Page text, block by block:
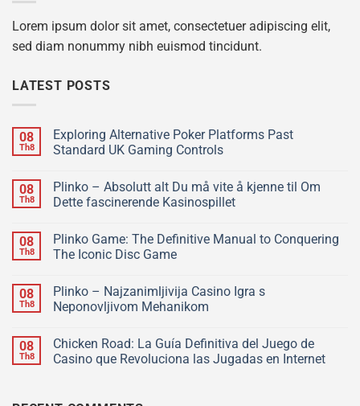
Lorem ipsum dolor sit amet, consectetuer adipiscing elit,
sed diam nonummy nibh euismod tincidunt.
LATEST POSTS
08
Th8
Exploring Alternative Poker Platforms Past
Standard UK Gaming Controls
08
Th8
Plinko – Absolutt alt Du må vite å kjenne til Om
Dette fascinerende Kasinospillet
08
Th8
Plinko Game: The Definitive Manual to Conquering
The Iconic Disc Game
08
Th8
Plinko – Najzanimljivija Casino Igra s
Neponovljivom Mehanikom
08
Th8
Chicken Road: La Guía Definitiva del Juego de
Casino que Revoluciona las Jugadas en Internet